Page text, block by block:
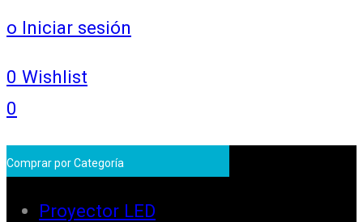
o Iniciar sesión
0 Wishlist
0
Comprar por Categoría
Proyector LED